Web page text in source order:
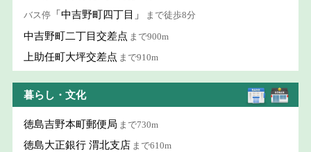
バス停 「中吉野町四丁目」 まで徒歩8分
中吉野町二丁目交差点 まで900m
上助任町大坪交差点 まで910m
暮らし・文化
徳島吉野本町郵便局 まで730m
徳島大正銀行 渭北支店 まで610m